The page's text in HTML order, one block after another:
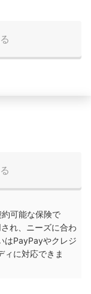
可能な保険で
れ、ニーズに合わ
はPayPayやクレジ
ィに対応できま